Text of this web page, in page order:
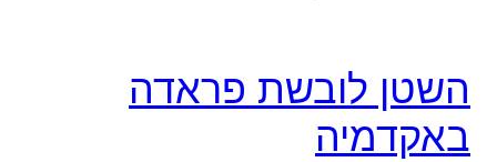
השטן לובשת פראדה
באקדמיה